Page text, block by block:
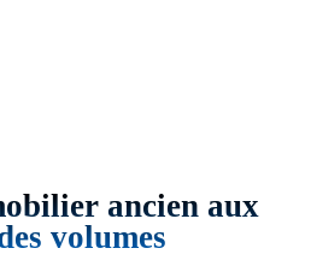
ancien aux
volumes